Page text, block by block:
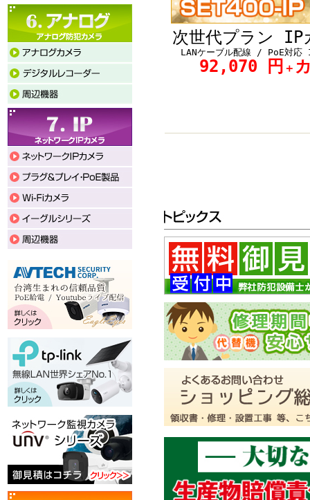
次世代プラン IP
LANケーブル配線 / PoE対応
92,070 円 ＋